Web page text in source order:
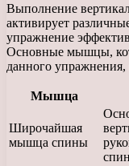
Выполнение
активирует
упражнение
Основные мышцы,
данного
Мышца
Широчайшая
мышца спины